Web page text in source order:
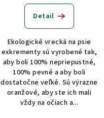
Detail
Ekologické vrecká na psie
exkrementy sú vyrobené tak,
aby boli 100% nepriepustné,
100% pevné a aby boli
dostatočne veľké. Sú výrazne
oranžové, aby ste ich mali
vždy na očiach a...